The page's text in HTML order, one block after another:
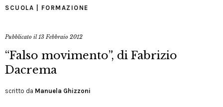
SCUOLA | FORMAZIONE
Pubblicato il13 Febbraio 2012
“Falso movimento”, di Fabrizio
Dacrema
scritto da Manuela Ghizzoni